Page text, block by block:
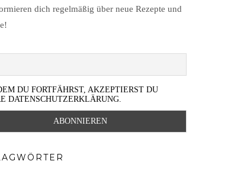
dich regelmäßig über neue Rezepte und
DU FORTFÄHRST, AKZEPTIERST DU
DATENSCHUTZERKLÄRUNG.